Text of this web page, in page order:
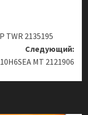
TWR 2135195
Следующий:
MT 2121906